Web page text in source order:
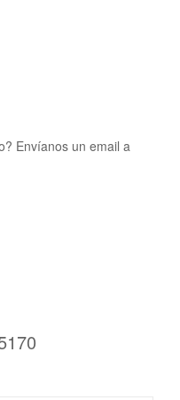
Envíanos un email a